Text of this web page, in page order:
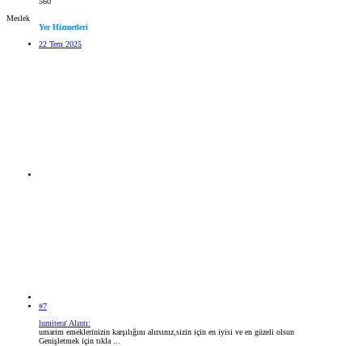
Meslek
Yer Hizmetleri
22 Tem 2025
#7
lumitera' Alıntı:
umarim emeklerinizin karşılığını alırsınız,sizin için en iyisi ve en güzeli olsun
Genişletmek için tıkla ...